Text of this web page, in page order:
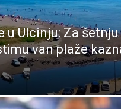
u Ulcinju: Za šetnju
van plaže